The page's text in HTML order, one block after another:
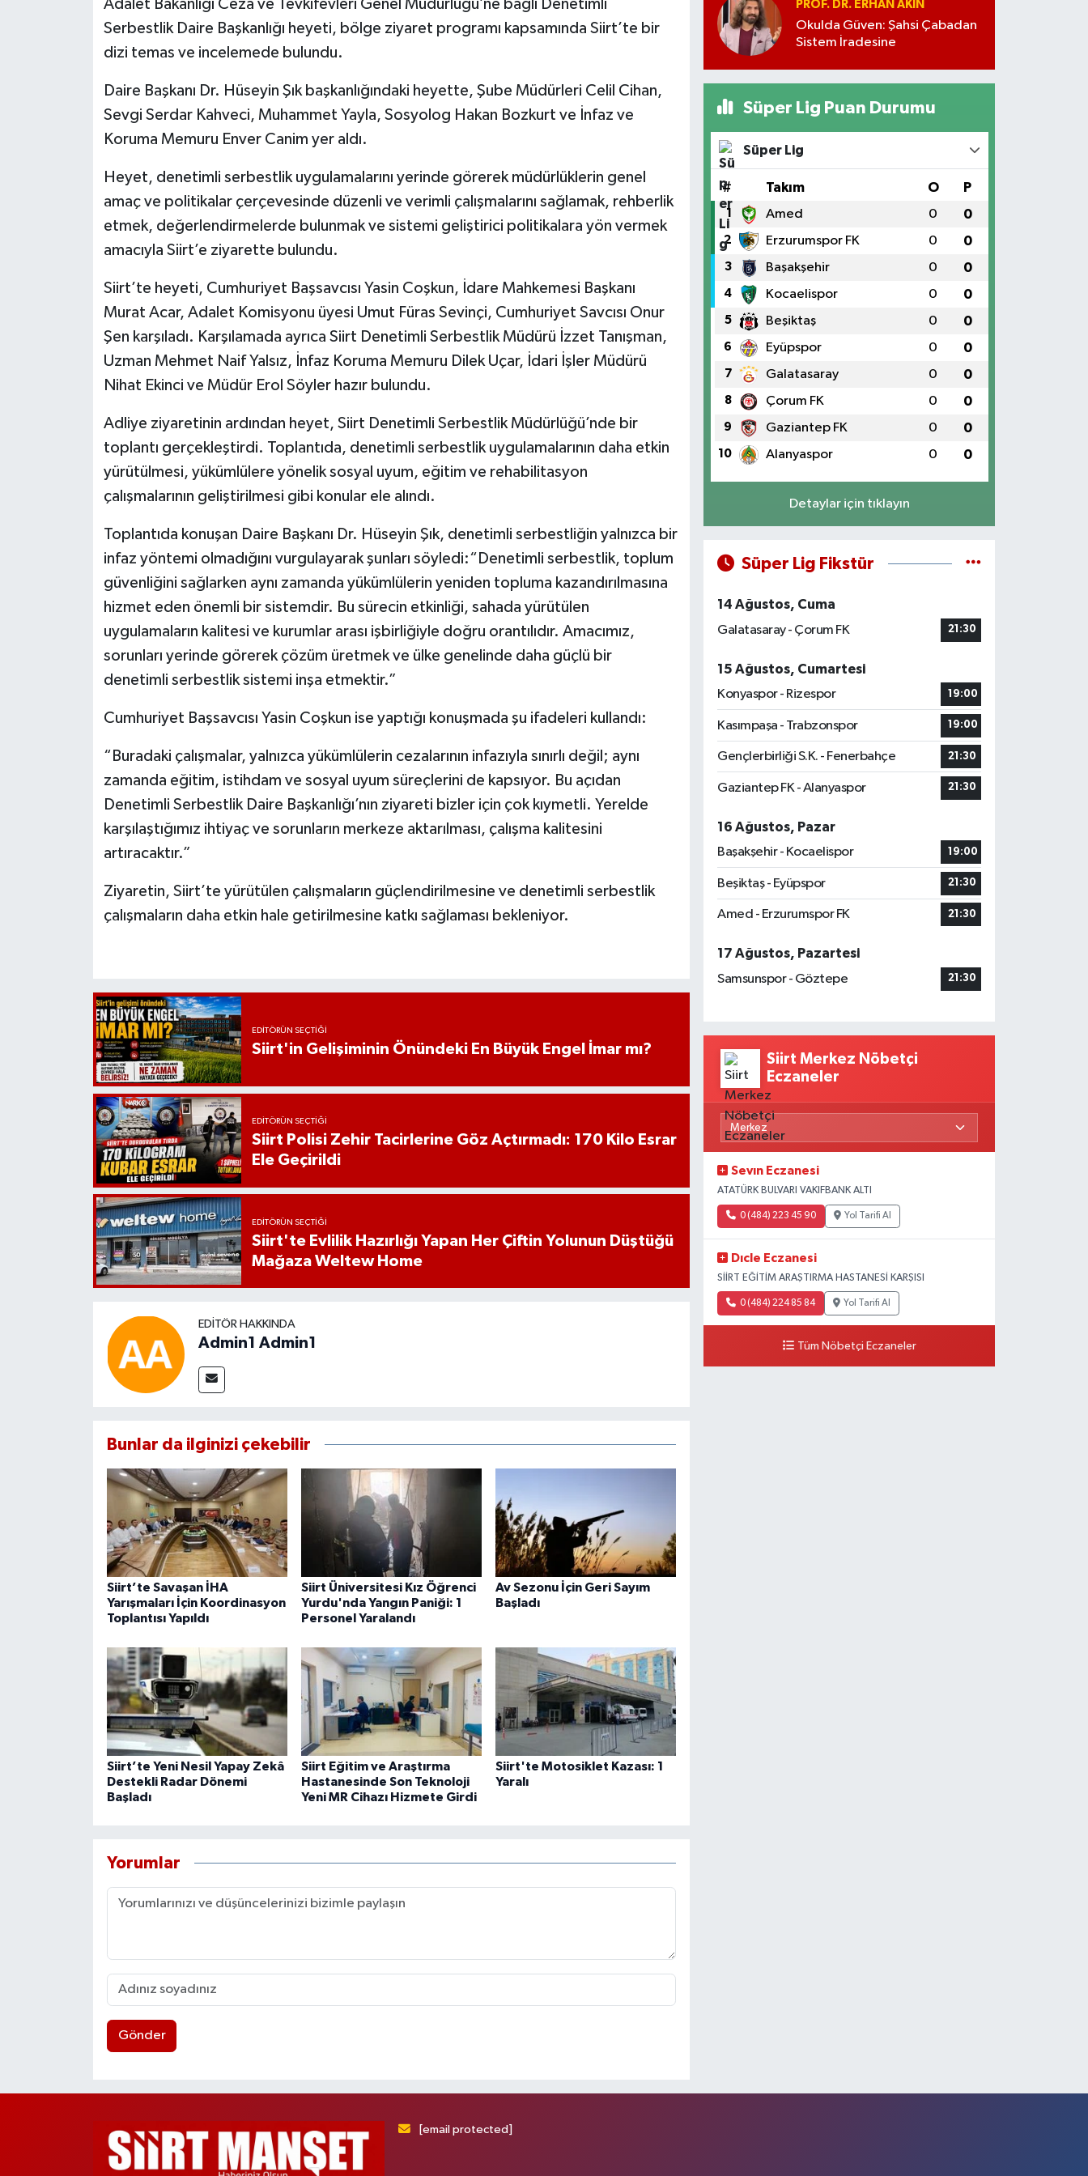
Adalet Bakanlığı Ceza ve Tevkifevleri Genel Müdürlüğü’ne bağlı Denetimli
Serbestlik Daire Başkanlığı heyeti, bölge ziyaret programı kapsamında Siirt’te bir
dizi temas ve incelemede bulundu.
Daire Başkanı Dr. Hüseyin Şık başkanlığındaki heyette, Şube Müdürleri Celil Cihan,
Sevgi Serdar Kahveci, Muhammet Yayla, Sosyolog Hakan Bozkurt ve İnfaz ve
Koruma Memuru Enver Canim yer aldı.
Heyet, denetimli serbestlik uygulamalarını yerinde görerek müdürlüklerin genel
amaç ve politikalar çerçevesinde düzenli ve verimli çalışmalarını sağlamak, rehberlik
etmek, değerlendirmelerde bulunmak ve sistemi geliştirici politikalara yön vermek
amacıyla Siirt’e ziyarette bulundu.
Siirt’te heyeti, Cumhuriyet Başsavcısı Yasin Coşkun, İdare Mahkemesi Başkanı
Murat Acar, Adalet Komisyonu üyesi Umut Füras Sevinçi, Cumhuriyet Savcısı Onur
Şen karşıladı. Karşılamada ayrıca Siirt Denetimli Serbestlik Müdürü İzzet Tanışman,
Uzman Mehmet Naif Yalsız, İnfaz Koruma Memuru Dilek Uçar, İdari İşler Müdürü
Nihat Ekinci ve Müdür Erol Söyler hazır bulundu.
Adliye ziyaretinin ardından heyet, Siirt Denetimli Serbestlik Müdürlüğü’nde bir
toplantı gerçekleştirdi. Toplantıda, denetimli serbestlik uygulamalarının daha etkin
yürütülmesi, yükümlülere yönelik sosyal uyum, eğitim ve rehabilitasyon
çalışmalarının geliştirilmesi gibi konular ele alındı.
Toplantıda konuşan Daire Başkanı Dr. Hüseyin Şık, denetimli serbestliğin yalnızca bir
infaz yöntemi olmadığını vurgulayarak şunları söyledi:“Denetimli serbestlik, toplum
güvenliğini sağlarken aynı zamanda yükümlülerin yeniden topluma kazandırılmasına
hizmet eden önemli bir sistemdir. Bu sürecin etkinliği, sahada yürütülen
uygulamaların kalitesi ve kurumlar arası işbirliğiyle doğru orantılıdır. Amacımız,
sorunları yerinde görerek çözüm üretmek ve ülke genelinde daha güçlü bir
denetimli serbestlik sistemi inşa etmektir.”
Cumhuriyet Başsavcısı Yasin Coşkun ise yaptığı konuşmada şu ifadeleri kullandı:
“Buradaki çalışmalar, yalnızca yükümlülerin cezalarının infazıyla sınırlı değil; aynı
zamanda eğitim, istihdam ve sosyal uyum süreçlerini de kapsıyor. Bu açıdan
Denetimli Serbestlik Daire Başkanlığı’nın ziyareti bizler için çok kıymetli. Yerelde
karşılaştığımız ihtiyaç ve sorunların merkeze aktarılması, çalışma kalitesini
artıracaktır.”
Ziyaretin, Siirt’te yürütülen çalışmaların güçlendirilmesine ve denetimli serbestlik
çalışmaların daha etkin hale getirilmesine katkı sağlaması bekleniyor.
EDITÖRÜN SEÇTIĞI
Siirt'in Gelişiminin Önündeki En Büyük Engel İmar mı?
EDITÖRÜN SEÇTIĞI
Siirt Polisi Zehir Tacirlerine Göz Açtırmadı: 170 Kilo Esrar
Ele Geçirildi
EDITÖRÜN SEÇTIĞI
Siirt'te Evlilik Hazırlığı Yapan Her Çiftin Yolunun Düştüğü
Mağaza Weltew Home
EDITÖR HAKKINDA
Admin1 Admin1
Bunlar da ilginizi çekebilir
Siirt’te Savaşan İHA
Yarışmaları İçin Koordinasyon
Toplantısı Yapıldı
Siirt Üniversitesi Kız Öğrenci
Yurdu'nda Yangın Paniği: 1
Personel Yaralandı
Av Sezonu İçin Geri Sayım
Başladı
Siirt’te Yeni Nesil Yapay Zekâ
Destekli Radar Dönemi
Başladı
Siirt Eğitim ve Araştırma
Hastanesinde Son Teknoloji
Yeni MR Cihazı Hizmete Girdi
Siirt'te Motosiklet Kazası: 1
Yaralı
Yorumlar
Gönder
PROF. DR. ERHAN AKIN
Okulda Güven: Şahsi Çabadan
Sistem İradesine
Süper Lig Puan Durumu
Süper Lig
# Takım O P
1 Amed 0 0
2 Erzurumspor FK 0 0
3 Başakşehir 0 0
4 Kocaelispor 0 0
5 Beşiktaş 0 0
6 Eyüpspor 0 0
7 Galatasaray 0 0
8 Çorum FK 0 0
9 Gaziantep FK 0 0
10 Alanyaspor 0 0
Detaylar için tıklayın
Süper Lig Fikstür
14 Ağustos, Cuma
Galatasaray - Çorum FK
21:30
15 Ağustos, Cumartesi
Konyaspor - Rizespor
19:00
Kasımpaşa - Trabzonspor 19:00
Gençlerbirliği S.K. - Fenerbahçe 21:30
Gaziantep FK - Alanyaspor 21:30
16 Ağustos, Pazar
Başakşehir - Kocaelispor
19:00
Beşiktaş - Eyüpspor 21:30
Amed - Erzurumspor FK 21:30
17 Ağustos, Pazartesi
Samsunspor - Göztepe
21:30
Siirt Merkez Nöbetçi
Eczaneler
Sevın Eczanesi
ATATÜRK BULVARI VAKIFBANK ALTI
0 (484) 223 45 90 Yol Tarifi Al
Dıcle Eczanesi
SİİRT EĞİTİM ARAŞTIRMA HASTANESİ KARŞISI
0 (484) 224 85 84 Yol Tarifi Al
Tüm Nöbetçi Eczaneler
[email protected]